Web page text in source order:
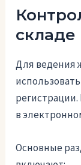
складе
Для ведения
в
Основные